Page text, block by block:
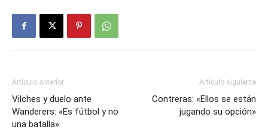
Artículo anterior
Vilches y duelo ante
Wanderers: «Es fútbol y no
una batalla»
Artículo siguiente
Contreras: «Ellos se están
jugando su opción»